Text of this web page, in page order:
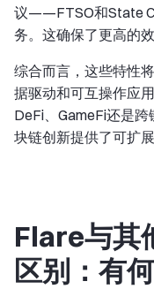
议——FTSO和State
务。这确保了更高的
综合而言，这些特性
据驱动和可互操作应
DeFi、GameFi还是
块链创新提供了可扩
Flare与其
区别：有